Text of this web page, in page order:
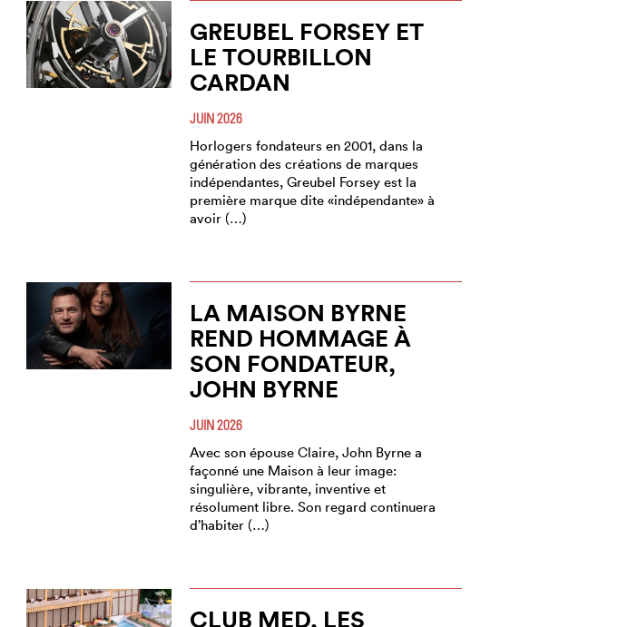
GREUBEL FORSEY ET
LE TOURBILLON
CARDAN
JUIN 2026
Horlogers fondateurs en 2001, dans la
génération des créations de marques
indépendantes, Greubel Forsey est la
première marque dite «indépendante» à
avoir (…)
LA MAISON BYRNE
REND HOMMAGE À
SON FONDATEUR,
JOHN BYRNE
JUIN 2026
Avec son épouse Claire, John Byrne a
façonné une Maison à leur image:
singulière, vibrante, inventive et
résolument libre. Son regard continuera
d’habiter (…)
CLUB MED, LES